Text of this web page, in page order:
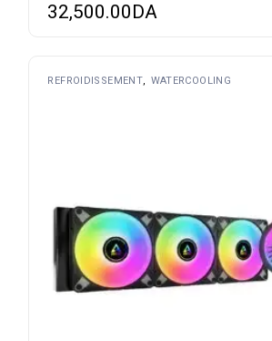
32,500.00DA
REFROIDISSEMENT WATERCOOLING